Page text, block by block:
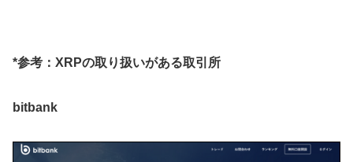
*参考：XRPの取り扱いがある取引所
bitbank